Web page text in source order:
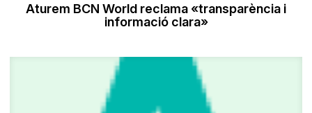
Aturem BCN World reclama «transparència i
informació clara»